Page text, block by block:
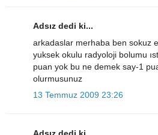
Adsız dedi ki...
arkadaslar merhaba ben sokuz
yuksek okulu radyoloji bolumu
puan yok bu ne demek say-1
olurmusunuz
13 Temmuz 2009 23:26